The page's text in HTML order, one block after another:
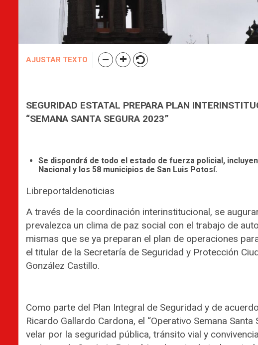
AJUSTAR TEXTO
SEGURIDAD ESTATAL PREPARA PLAN
“SEMANA SANTA SEGURA 2023”
Se dispondrá de todo el estado de fuerza policial,
Nacional y los 58 municipios de San Luis Potosí.
Libreportaldenoticias
A través de la coordinación interinstitucional, se
prevalezca un clima de paz social con el trabajo de
mismas que se ya preparan el plan de operaciones
el titular de la Secretaría de Seguridad y Protección
González Castillo.
Como parte del Plan Integral de Seguridad y de
Ricardo Gallardo Cardona, el “Operativo Semana
velar por la seguridad pública, tránsito vial y